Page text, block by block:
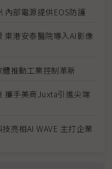
內部電源提供EOS防護
東港安泰醫院導入AI影像
推動工業控制革新
攜手美商Juxta引進尖端
亮相AI WAVE 主打企業